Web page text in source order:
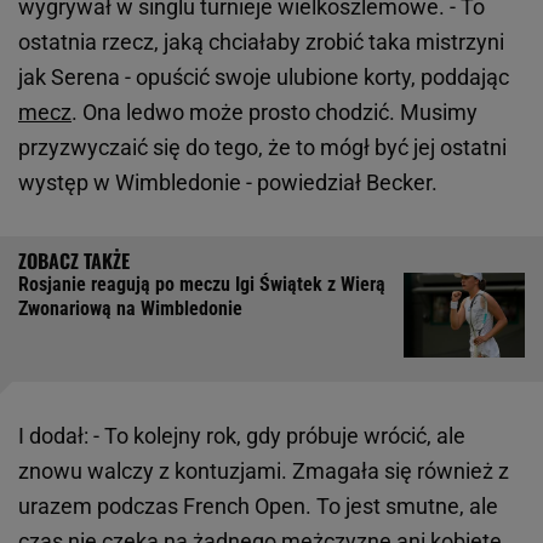
wygrywał w singlu turnieje wielkoszlemowe. - To
ostatnia rzecz, jaką chciałaby zrobić taka mistrzyni
jak Serena - opuścić swoje ulubione korty, poddając
mecz. Ona ledwo może prosto chodzić. Musimy
przyzwyczaić się do tego, że to mógł być jej ostatni
występ w Wimbledonie - powiedział Becker.
Rosjanie reagują po meczu Igi Świątek z Wierą
Zwonariową na Wimbledonie
I dodał: - To kolejny rok, gdy próbuje wrócić, ale
znowu walczy z kontuzjami. Zmagała się również z
urazem podczas French Open. To jest smutne, ale